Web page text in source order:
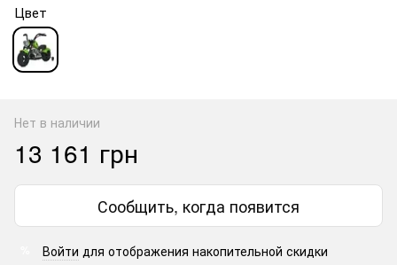
Цвет
Нет в наличии
13 161 грн
Сообщить, когда появится
Войти для отображения накопительной скидки